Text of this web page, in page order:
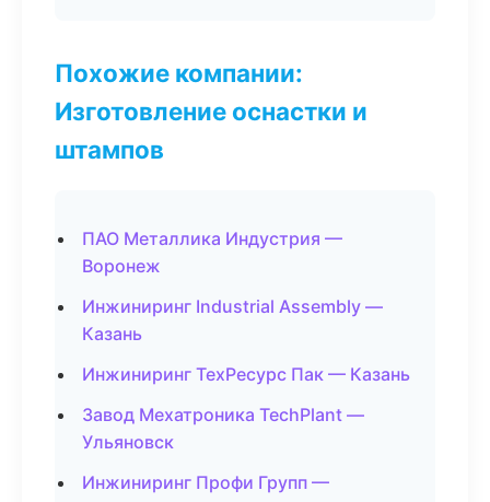
Похожие компании:
Изготовление оснастки и
штампов
ПАО Металлика Индустрия —
Воронеж
Инжиниринг Industrial Assembly —
Казань
Инжиниринг ТехРесурс Пак — Казань
Завод Мехатроника TechPlant —
Ульяновск
Инжиниринг Профи Групп —